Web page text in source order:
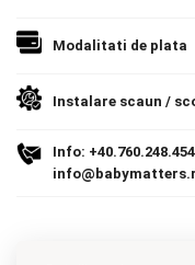
Modalitati de plata
Instalare scaun /
Info: +40.760.248.454